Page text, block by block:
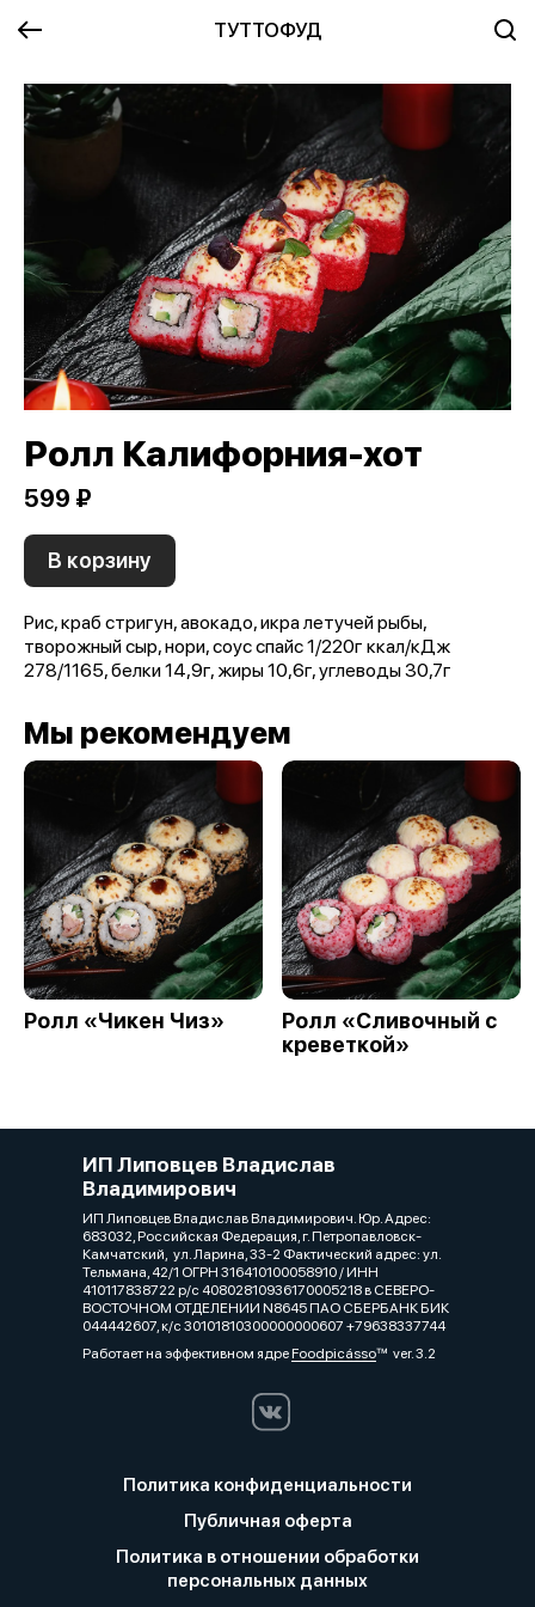
ТУТТОФУД
Ролл Калифорния-хот
599 ₽
В корзину
Рис, краб стригун, авокадо, икра летучей рыбы,
творожный сыр, нори, соус спайс 1/220г ккал/кДж
278/1165, белки 14,9г, жиры 10,6г, углеводы 30,7г
Мы рекомендуем
Ролл «Чикен Чиз»
Ролл «Сливочный с
креветкой»
ИП Липовцев Владислав
Владимирович
ИП Липовцев Владислав Владимирович. Юр. Адрес:
683032, Российская Федерация, г. Петропавловск-
Камчатский, ул. Ларина, 33-2 Фактический адрес: ул.
Тельмана, 42/1 ОГРН 316410100058910 / ИНН
410117838722 р/с 40802810936170005218 в СЕВЕРО-
ВОСТОЧНОМ ОТДЕЛЕНИИ N8645 ПАО СБЕРБАНК БИК
044442607, к/с 30101810300000000607 +79638337744
Работает на эффективном ядреFoodpicássover. 3.2
Политика конфиденциальности
Публичная оферта
Политика в отношении обработки
персональных данных